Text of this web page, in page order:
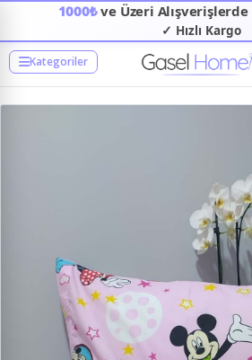
1000₺ve Üzeri Alışverişlerde
✓ Hızlı Kargo
Kategoriler